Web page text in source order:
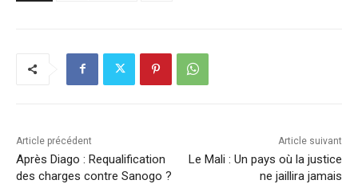
Article précédent
Après Diago : Requalification
des charges contre Sanogo ?
Article suivant
Le Mali : Un pays où la justice
ne jaillira jamais